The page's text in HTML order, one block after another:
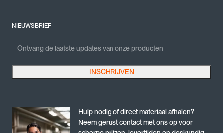
NIEUWSBRIEF
Email
Dit veld is bedoeld voor validatiedoeleinden en moet niet worden gewijzigd.
INSCHRIJVEN
Hulp nodig of direct materiaal afhalen?
Neem gerust contact met ons op voor